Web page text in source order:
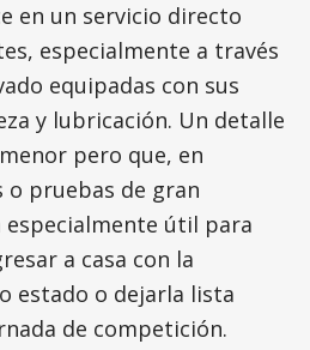
en un servicio directo
especialmente a través
equipadas con sus
y lubricación. Un detalle
pero que, en
pruebas de gran
útil para
a casa con la
estado o dejarla lista
de competición.